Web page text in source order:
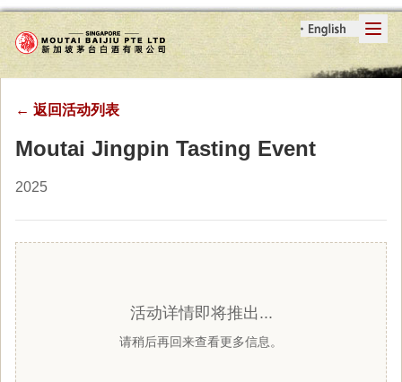
← 返回活动列表
Moutai Jingpin Tasting Event
2025
活动详情即将推出...
请稍后再回来查看更多信息。